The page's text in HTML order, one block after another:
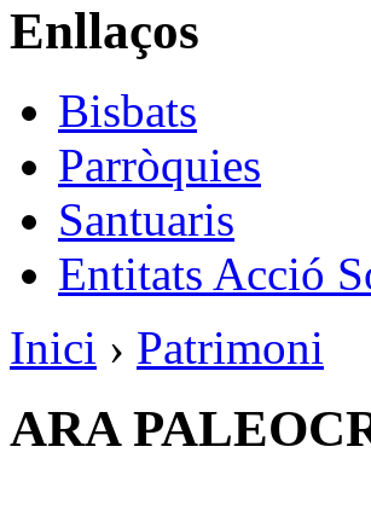
Enllaços
Bisbats
Parròquies
Santuaris
Entitats Acció
Inici › Patrimoni
ARA